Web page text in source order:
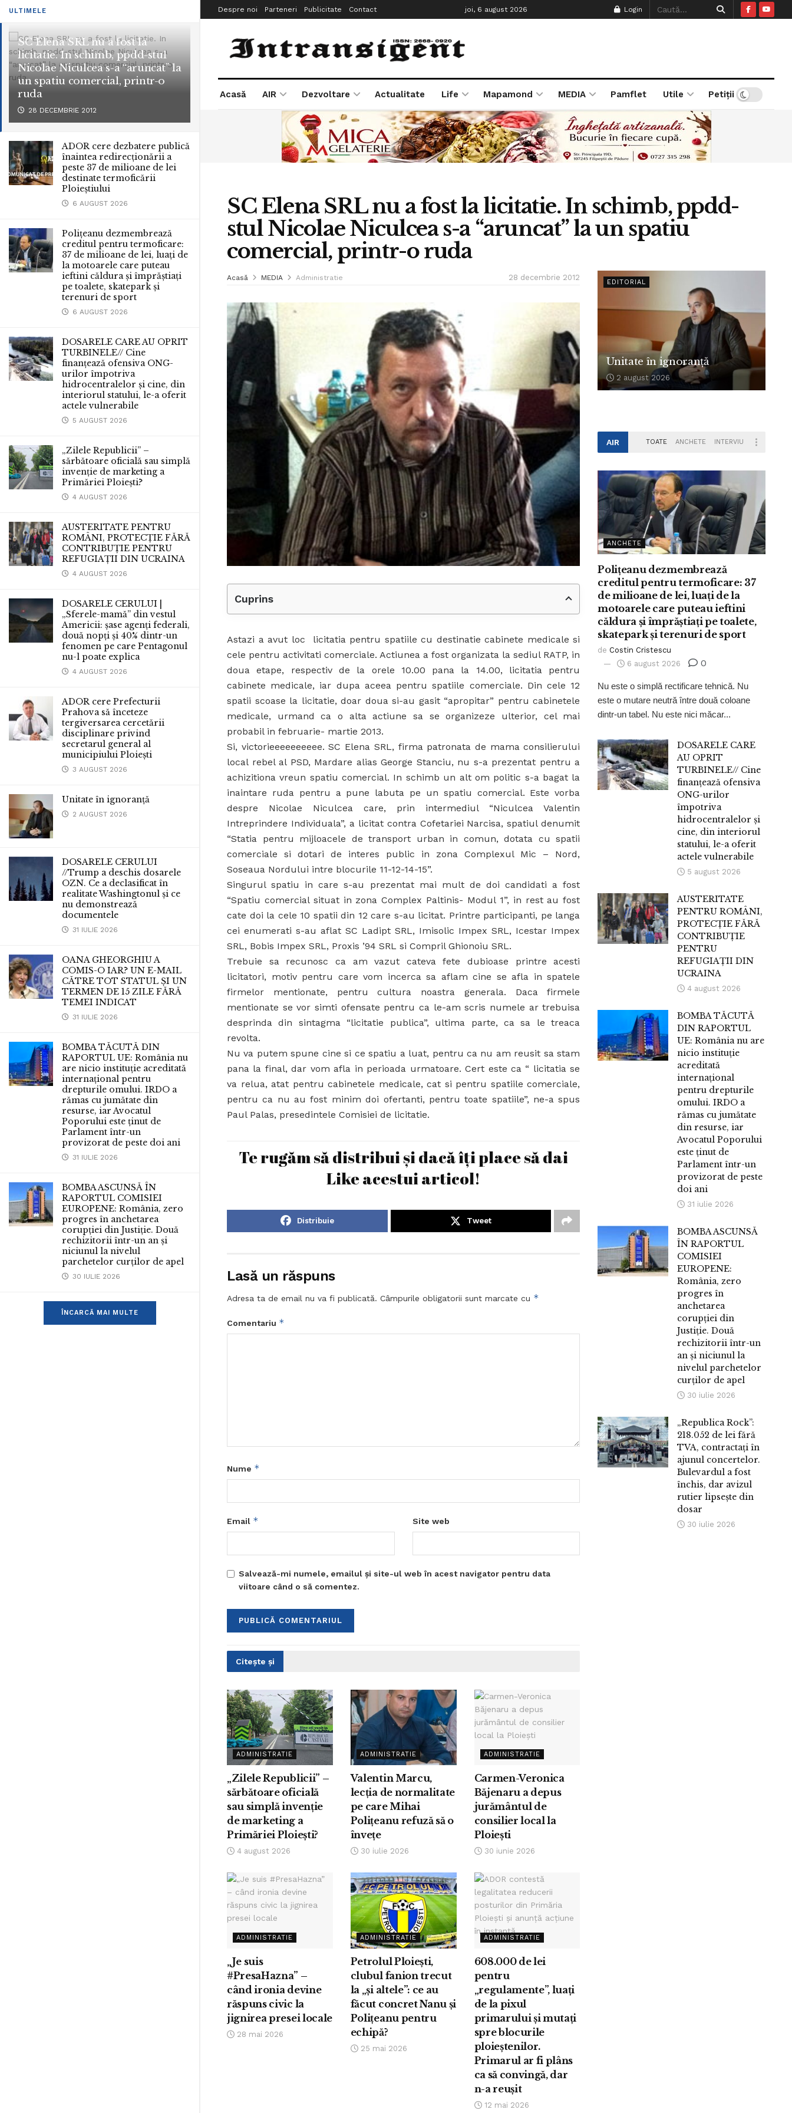
ULTIMELE
SC Elena SRL nu a fost la
licitatie. In schimb, ppdd-stul
Nicolae Niculcea s-a “aruncat” la
un spatiu comercial, printr-o
ruda
28 DECEMBRIE 2012
ADOR cere dezbatere publică
înaintea redirecționării a
peste 37 de milioane de lei
destinate termoficării
Ploieștiului
6 AUGUST 2026
Polițeanu dezmembrează
creditul pentru termoficare:
37 de milioane de lei, luați de
la motoarele care puteau
ieftini căldura și împrăștiați
pe toalete, skatepark și
terenuri de sport
6 AUGUST 2026
DOSARELE CARE AU OPRIT
TURBINELE// Cine
finanțează ofensiva ONG-
urilor împotriva
hidrocentralelor și cine, din
interiorul statului, le-a oferit
actele vulnerabile
5 AUGUST 2026
„Zilele Republicii” –
sărbătoare oficială sau simplă
invenție de marketing a
Primăriei Ploiești?
4 AUGUST 2026
AUSTERITATE PENTRU
ROMÂNI, PROTECȚIE FĂRĂ
CONTRIBUȚIE PENTRU
REFUGIAȚII DIN UCRAINA
4 AUGUST 2026
DOSARELE CERULUI |
„Sferele-mamă” din vestul
Americii: șase agenți federali,
două nopți și 40% dintr-un
fenomen pe care Pentagonul
nu-l poate explica
4 AUGUST 2026
ADOR cere Prefecturii
Prahova să înceteze
tergiversarea cercetării
disciplinare privind
secretarul general al
municipiului Ploiești
3 AUGUST 2026
Unitate în ignoranță
2 AUGUST 2026
DOSARELE CERULUI
//Trump a deschis dosarele
OZN. Ce a declasificat în
realitate Washingtonul și ce
nu demonstrează
documentele
31 IULIE 2026
OANA GHEORGHIU A
COMIS-O IAR? UN E-MAIL
CĂTRE TOT STATUL ȘI UN
TERMEN DE 15 ZILE FĂRĂ
TEMEI INDICAT
31 IULIE 2026
BOMBA TĂCUTĂ DIN
RAPORTUL UE: România nu
are nicio instituție acreditată
internațional pentru
drepturile omului. IRDO a
rămas cu jumătate din
resurse, iar Avocatul
Poporului este ținut de
Parlament într-un
provizorat de peste doi ani
31 IULIE 2026
BOMBA ASCUNSĂ ÎN
RAPORTUL COMISIEI
EUROPENE: România, zero
progres în anchetarea
corupției din Justiție. Două
rechizitorii într-un an și
niciunul la nivelul
parchetelor curților de apel
30 IULIE 2026
ÎNCARCĂ MAI MULTE
Despre noi Parteneri Publicitate Contact joi, 6 august 2026 Login
Acasă AIR Dezvoltare Actualitate Life Mapamond MEDIA Pamflet Utile Petiții
SC Elena SRL nu a fost la licitatie. In schimb, ppdd-
stul Nicolae Niculcea s-a “aruncat” la un spatiu
comercial, printr-o ruda
Acasă MEDIA Administratie 28 decembrie 2012
Cuprins
Astazi a avut loc licitatia pentru spatiile cu destinatie cabinete medicale si
cele pentru activitati comerciale. Actiunea a fost organizata la sediul RATP, in
doua etape, respectiv de la orele 10.00 pana la 14.00, licitatia pentru
cabinete medicale, iar dupa aceea pentru spatiile comerciale. Din cele 12
spatii scoase la licitatie, doar doua si-au gasit “apropitar” pentru cabinetele
medicale, urmand ca o alta actiune sa se organizeze ulterior, cel mai
probabil in februarie- martie 2013.
Si, victorieeeeeeeeee. SC Elena SRL, firma patronata de mama consilierului
local rebel al PSD, Mardare alias George Stanciu, nu s-a prezentat pentru a
achizitiona vreun spatiu comercial. In schimb un alt om politic s-a bagat la
inaintare ruda pentru a pune labuta pe un spatiu comercial. Este vorba
despre Nicolae Niculcea care, prin intermediul “Niculcea Valentin
Intreprindere Individuala”, a licitat contra Cofetariei Narcisa, spatiul denumit
“Statia pentru mijloacele de transport urban in comun, dotata cu spatii
comerciale si dotari de interes public in zona Complexul Mic – Nord,
Soseaua Nordului intre blocurile 11-12-14-15”.
Singurul spatiu in care s-au prezentat mai mult de doi candidati a fost
“Spatiu comercial situat in zona Complex Paltinis- Modul 1”, in rest au fost
cate doi la cele 10 spatii din 12 care s-au licitat. Printre participanti, pe langa
cei enumerati s-au aflat SC Ladipt SRL, Imisolic Impex SRL, Icestar Impex
SRL, Bobis Impex SRL, Proxis ’94 SRL si Compril Ghionoiu SRL.
Trebuie sa recunosc ca am vazut cateva fete dubioase printre acesti
licitatori, motiv pentru care vom incerca sa aflam cine se afla in spatele
firmelor mentionate, pentru cultura noastra generala. Daca firmele
mentionate se vor simti ofensate pentru ca le-am scris numele ar trebuisa
desprinda din sintagma “licitatie publica”, ultima parte, ca sa le treaca
revolta.
Nu va putem spune cine si ce spatiu a luat, pentru ca nu am reusit sa stam
pana la final, dar vom afla in perioada urmatoare. Cert este ca “ licitatia se
va relua, atat pentru cabinetele medicale, cat si pentru spatiile comerciale,
pentru ca nu au fost minim doi ofertanti, pentru toate spatiile”, ne-a spus
Paul Palas, presedintele Comisiei de licitatie.
Te rugăm să distribui și dacă îți place să dai
Like acestui articol!
Distribuie Tweet
Lasă un răspuns
Adresa ta de email nu va fi publicată. Câmpurile obligatorii sunt marcate cu *
Comentariu *
Nume *
Email * Site web
Salvează-mi numele, emailul și site-ul web în acest navigator pentru data
viitoare când o să comentez.
Citește și
ADMINISTRATIE
„Zilele Republicii” –
sărbătoare oficială
sau simplă invenție
de marketing a
Primăriei Ploiești?
4 august 2026
ADMINISTRATIE
Valentin Marcu,
lecția de normalitate
pe care Mihai
Polițeanu refuză să o
învețe
30 iulie 2026
ADMINISTRATIE
Carmen-Veronica
Băjenaru a depus
jurământul de
consilier local la
Ploiești
30 iunie 2026
ADMINISTRATIE
„Je suis
#PresaHazna” –
când ironia devine
răspuns civic la
jignirea presei locale
28 mai 2026
ADMINISTRATIE
Petrolul Ploiești,
clubul fanion trecut
la „și altele”: ce au
făcut concret Nanu și
Polițeanu pentru
echipă?
25 mai 2026
ADMINISTRATIE
608.000 de lei
pentru
„regulamente”, luați
de la pixul
primarului și mutați
spre blocurile
ploieștenilor.
Primarul ar fi plâns
ca să convingă, dar
n-a reușit
12 mai 2026
EDITORIAL
Unitate în ignoranță
2 august 2026
AIR TOATE ANCHETE INTERVIU
ANCHETE
Polițeanu dezmembrează
creditul pentru termoficare: 37
de milioane de lei, luați de la
motoarele care puteau ieftini
căldura și împrăștiați pe toalete,
skatepark și terenuri de sport
de Costin Cristescu
6 august 2026
0
Nu este o simplă rectificare tehnică. Nu
este o mutare neutră între două coloane
dintr-un tabel. Nu este nici măcar...
DOSARELE CARE
AU OPRIT
TURBINELE// Cine
finanțează ofensiva
ONG-urilor
împotriva
hidrocentralelor și
cine, din interiorul
statului, le-a oferit
actele vulnerabile
5 august 2026
AUSTERITATE
PENTRU ROMÂNI,
PROTECȚIE FĂRĂ
CONTRIBUȚIE
PENTRU
REFUGIAȚII DIN
UCRAINA
4 august 2026
BOMBA TĂCUTĂ
DIN RAPORTUL
UE: România nu are
nicio instituție
acreditată
internațional
pentru drepturile
omului. IRDO a
rămas cu jumătate
din resurse, iar
Avocatul Poporului
este ținut de
Parlament într-un
provizorat de peste
doi ani
31 iulie 2026
BOMBA ASCUNSĂ
ÎN RAPORTUL
COMISIEI
EUROPENE:
România, zero
progres în
anchetarea
corupției din
Justiție. Două
rechizitorii într-un
an și niciunul la
nivelul parchetelor
curților de apel
30 iulie 2026
„Republica Rock”:
218.052 de lei fără
TVA, contractați în
ajunul concertelor.
Bulevardul a fost
închis, dar avizul
rutier lipsește din
dosar
30 iulie 2026